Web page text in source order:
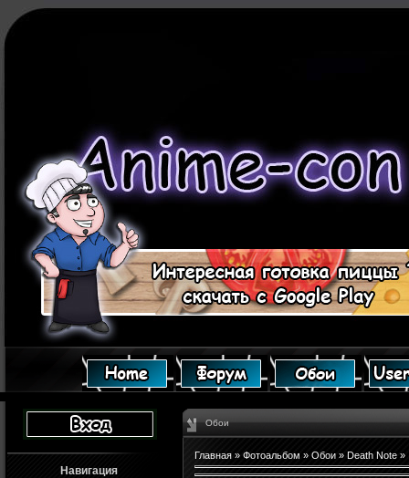
Навигация
Обои
Главная » Фотоальбом » Обои » Death Note »